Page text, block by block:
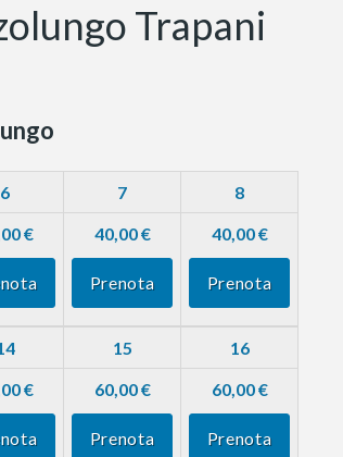
Trapani
6 7 8
€ 40,00 €
Prenota
40,00 €
Prenota
15 16
€ 60,00 €
Prenota
60,00 €
Prenota